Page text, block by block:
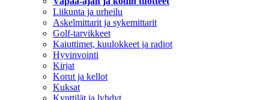
Liikunta ja urheilu
Askelmittarit ja sykemittarit
Golf-tarvikkeet
Kaiuttimet, kuulokkeet ja radiot
Hyvinvointi
Kirjat
Korut ja kellot
Kuksat
Kynttilät ja lyhdyt